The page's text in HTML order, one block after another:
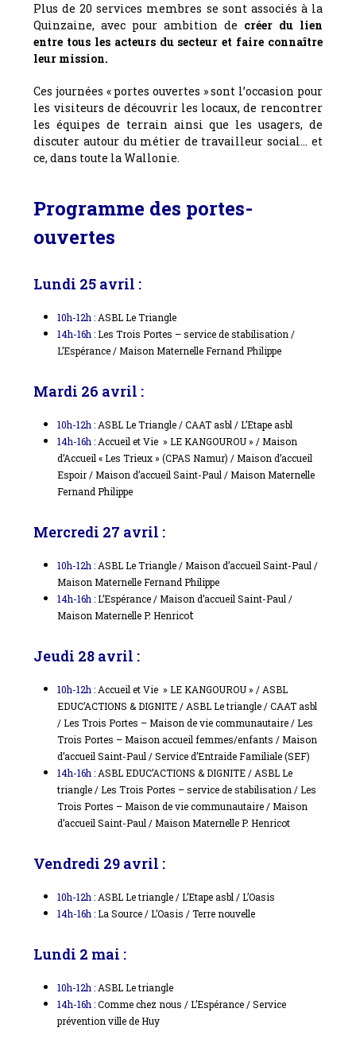
Plus de 20 services membres se sont associés à la
Quinzaine, avec pour ambition de créer du lien
entre tous les acteurs du secteur et faire connaître
leur mission.
Ces journées « portes ouvertes » sont l’occasion pour
les visiteurs de découvrir les locaux, de rencontrer
les équipes de terrain ainsi que les usagers, de
discuter autour du métier de travailleur social… et
ce, dans toute la Wallonie.
Programme des portes-
ouvertes
Lundi 25 avril :
10h-12h : ASBL Le Triangle
14h-16h :Les Trois Portes – service de stabilisation /
L’Espérance / Maison Maternelle Fernand Philippe
Mardi 26 avril :
10h-12h : ASBL Le Triangle / CAAT asbl / L’Etape asbl
14h-16h : Accueil et Vie » LE KANGOUROU » / Maison
d’Accueil « Les Trieux » (CPAS Namur) / Maison d’accueil
Espoir / Maison d’accueil Saint-Paul / Maison Maternelle
Fernand Philippe
Mercredi 27 avril :
10h-12h : ASBL Le Triangle / Maison d’accueil Saint-Paul /
Maison Maternelle Fernand Philippe
14h-16h :L’Espérance / Maison d’accueil Saint-Paul /
Maison Maternelle P. Henricot
Jeudi 28 avril :
10h-12h : Accueil et Vie » LE KANGOUROU » / ASBL
EDUC’ACTIONS & DIGNITE / ASBL Le triangle / CAAT asbl
/ Les Trois Portes – Maison de vie communautaire / Les
Trois Portes – Maison accueil femmes/enfants / Maison
d’accueil Saint-Paul / Service d’Entraide Familiale (SEF)
14h-16h : ASBL EDUC’ACTIONS & DIGNITE / ASBL Le
triangle / Les Trois Portes – service de stabilisation / Les
Trois Portes – Maison de vie communautaire / Maison
d’accueil Saint-Paul / Maison Maternelle P. Henricot
Vendredi 29 avril :
10h-12h : ASBL Le triangle / L’Etape asbl / L’Oasis
14h-16h :La Source / L’Oasis / Terre nouvelle
Lundi 2 mai :
10h-12h : ASBL Le triangle
14h-16h :Comme chez nous / L’Espérance / Service
prévention ville de Huy